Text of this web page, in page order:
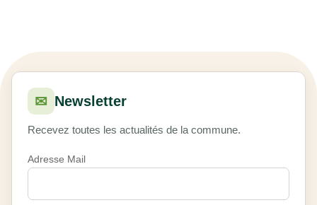
✉ Newsletter
Recevez toutes les actualités de la commune.
Adresse Mail